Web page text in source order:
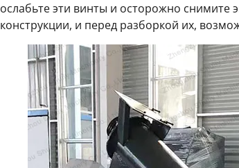
ослабьте эти винты и осторожно снимите
конструкции, и перед разборкой их,